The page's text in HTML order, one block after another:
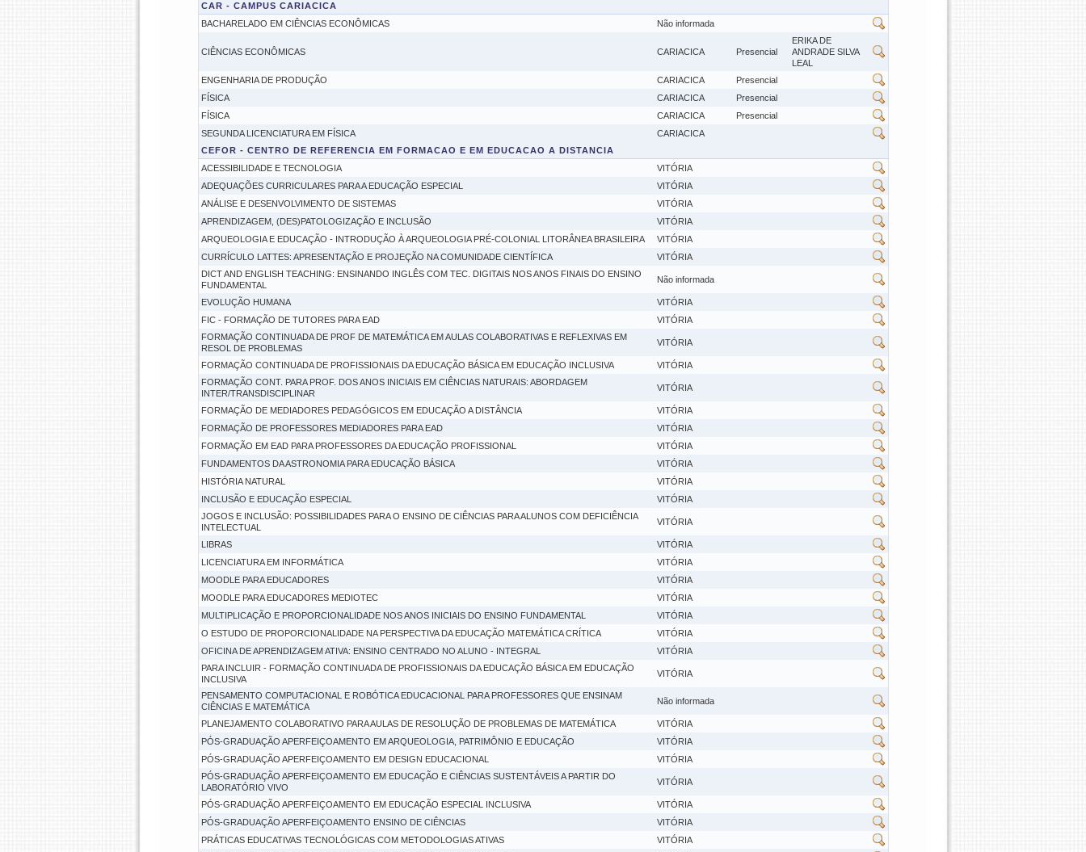
CAR - CAMPUS CARIACICA
BACHARELADO EM CIÊNCIAS ECONÔMICAS
Não informada
CIÊNCIAS ECONÔMICAS CARIACICA Presencial
ERIKA DE
ANDRADE SILVA
LEAL
ENGENHARIA DE PRODUÇÃO
CARIACICA
Presencial
FÍSICA
CARIACICA
Presencial
FÍSICA
CARIACICA
Presencial
SEGUNDA LICENCIATURA EM FÍSICA
CARIACICA
CEFOR - CENTRO DE REFERENCIA EM FORMACAO E EM EDUCACAO A DISTANCIA
ACESSIBILIDADE E TECNOLOGIA
VITÓRIA
ADEQUAÇÕES CURRICULARES PARA A EDUCAÇÃO ESPECIAL
VITÓRIA
ANÁLISE E DESENVOLVIMENTO DE SISTEMAS
VITÓRIA
APRENDIZAGEM, (DES)PATOLOGIZAÇÃO E INCLUSÃO
VITÓRIA
ARQUEOLOGIA E EDUCAÇÃO - INTRODUÇÃO À ARQUEOLOGIA PRÉ-COLONIAL LITORÂNEA BRASILEIRA
VITÓRIA
CURRÍCULO LATTES: APRESENTAÇÃO E PROJEÇÃO NA COMUNIDADE CIENTÍFICA
VITÓRIA
DICT AND ENGLISH TEACHING: ENSINANDO INGLÊS COM TEC. DIGITAIS NOS ANOS FINAIS DO ENSINO
FUNDAMENTAL
Não informada
EVOLUÇÃO HUMANA
VITÓRIA
FIC - FORMAÇÃO DE TUTORES PARA EAD
VITÓRIA
FORMAÇÃO CONTINUADA DE PROF DE MATEMÁTICA EM AULAS COLABORATIVAS E REFLEXIVAS EM
RESOL DE PROBLEMAS
VITÓRIA
FORMAÇÃO CONTINUADA DE PROFISSIONAIS DA EDUCAÇÃO BÁSICA EM EDUCAÇÃO INCLUSIVA
VITÓRIA
FORMAÇÃO CONT. PARA PROF. DOS ANOS INICIAIS EM CIÊNCIAS NATURAIS: ABORDAGEM
INTER/TRANSDISCIPLINAR
VITÓRIA
FORMAÇÃO DE MEDIADORES PEDAGÓGICOS EM EDUCAÇÃO A DISTÂNCIA
VITÓRIA
FORMAÇÃO DE PROFESSORES MEDIADORES PARA EAD
VITÓRIA
FORMAÇÃO EM EAD PARA PROFESSORES DA EDUCAÇÃO PROFISSIONAL
VITÓRIA
FUNDAMENTOS DA ASTRONOMIA PARA EDUCAÇÃO BÁSICA
VITÓRIA
HISTÓRIA NATURAL
VITÓRIA
INCLUSÃO E EDUCAÇÃO ESPECIAL
VITÓRIA
JOGOS E INCLUSÃO: POSSIBILIDADES PARA O ENSINO DE CIÊNCIAS PARA ALUNOS COM DEFICIÊNCIA
INTELECTUAL
VITÓRIA
LIBRAS
VITÓRIA
LICENCIATURA EM INFORMÁTICA
VITÓRIA
MOODLE PARA EDUCADORES
VITÓRIA
MOODLE PARA EDUCADORES MEDIOTEC
VITÓRIA
MULTIPLICAÇÃO E PROPORCIONALIDADE NOS ANOS INICIAIS DO ENSINO FUNDAMENTAL
VITÓRIA
O ESTUDO DE PROPORCIONALIDADE NA PERSPECTIVA DA EDUCAÇÃO MATEMÁTICA CRÍTICA
VITÓRIA
OFICINA DE APRENDIZAGEM ATIVA: ENSINO CENTRADO NO ALUNO - INTEGRAL
VITÓRIA
PARA INCLUIR - FORMAÇÃO CONTINUADA DE PROFISSIONAIS DA EDUCAÇÃO BÁSICA EM EDUCAÇÃO
INCLUSIVA
VITÓRIA
PENSAMENTO COMPUTACIONAL E ROBÓTICA EDUCACIONAL PARA PROFESSORES QUE ENSINAM
CIÊNCIAS E MATEMÁTICA
Não informada
PLANEJAMENTO COLABORATIVO PARA AULAS DE RESOLUÇÃO DE PROBLEMAS DE MATEMÁTICA
VITÓRIA
PÓS-GRADUAÇÃO APERFEIÇOAMENTO EM ARQUEOLOGIA, PATRIMÔNIO E EDUCAÇÃO
VITÓRIA
PÓS-GRADUAÇÃO APERFEIÇOAMENTO EM DESIGN EDUCACIONAL
VITÓRIA
PÓS-GRADUAÇÃO APERFEIÇOAMENTO EM EDUCAÇÃO E CIÊNCIAS SUSTENTÁVEIS A PARTIR DO
LABORATÓRIO VIVO
VITÓRIA
PÓS-GRADUAÇÃO APERFEIÇOAMENTO EM EDUCAÇÃO ESPECIAL INCLUSIVA
VITÓRIA
PÓS-GRADUAÇÃO APERFEIÇOAMENTO ENSINO DE CIÊNCIAS
VITÓRIA
PRÁTICAS EDUCATIVAS TECNOLÓGICAS COM METODOLOGIAS ATIVAS
VITÓRIA